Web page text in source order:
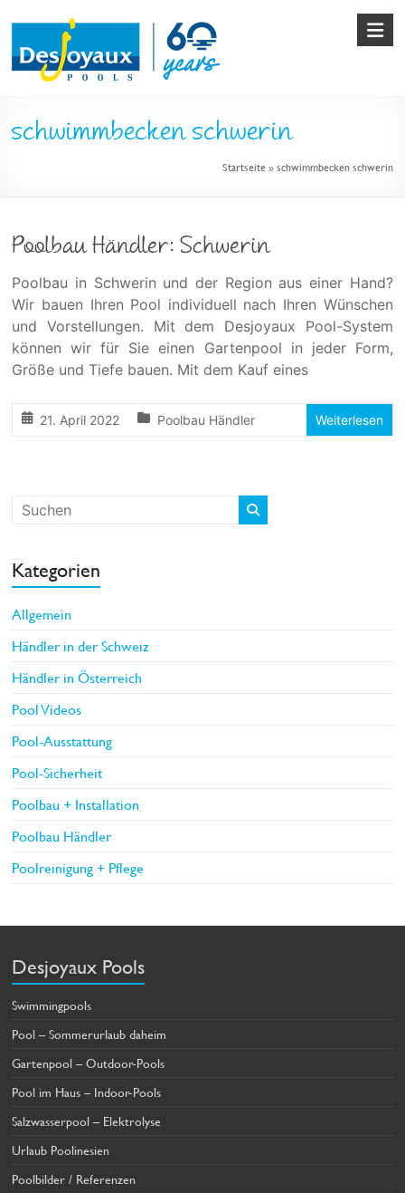
content
&
Desjoyaux
schwimmbecken schwerin
Startseite»schwimmbecken schwerin
Poolbau Händler: Schwerin
Poolbau in Schwerin und der Region aus einer Hand?
Wir bauen Ihren Pool individuell nach Ihren Wünschen
und Vorstellungen. Mit dem Desjoyaux Pool-System
können wir für Sie einen Gartenpool in jeder Form,
Größe und Tiefe bauen. Mit dem Kauf eines
21. April 2022 Poolbau Händler Weiterlesen
Kategorien
Allgemein
Händler in der Schweiz
Händler in Österreich
Pool Videos
Pool-Ausstattung
Pool-Sicherheit
Poolbau + Installation
Poolbau Händler
Poolreinigung + Pflege
Desjoyaux Pools
Swimmingpools
Pool – Sommerurlaub daheim
Gartenpool – Outdoor-Pools
Pool im Haus – Indoor-Pools
Salzwasserpool – Elektrolyse
Urlaub Poolinesien
Poolbilder / Referenzen